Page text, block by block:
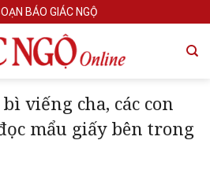
BÁO GIÁC NGỘ
viếng cha, các con
mẩu giấy bên trong